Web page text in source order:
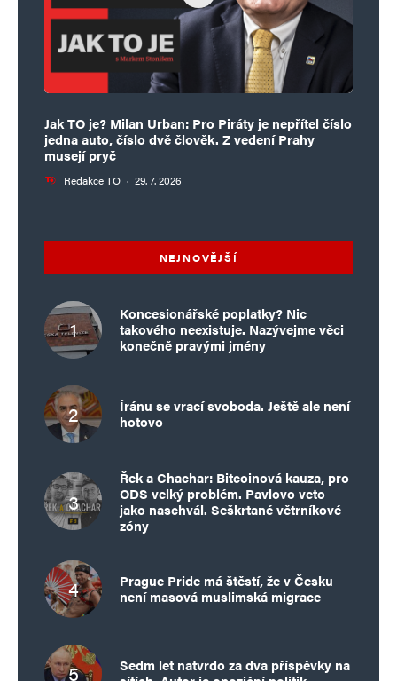
Jak TO je? Milan Urban: Pro Piráty je nepřítel číslo
jedna auto, číslo dvě člověk. Z vedení Prahy
musejí pryč
Redakce TO · 29. 7. 2026
NEJNOVĚJŠÍ
Koncesionářské poplatky? Nic
takového neexistuje. Nazývejme věci
konečně pravými jmény
Íránu se vrací svoboda. Ještě ale není
hotovo
Řek a Chachar: Bitcoinová kauza, pro
ODS velký problém. Pavlovo veto
jako naschvál. Seškrtané větrníkové
zóny
Prague Pride má štěstí, že v Česku
není masová muslimská migrace
Sedm let natvrdo za dva příspěvky na